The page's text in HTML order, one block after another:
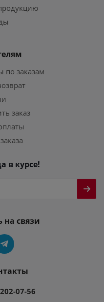
по заказам
заказ
в курсе!
на связи
07-56